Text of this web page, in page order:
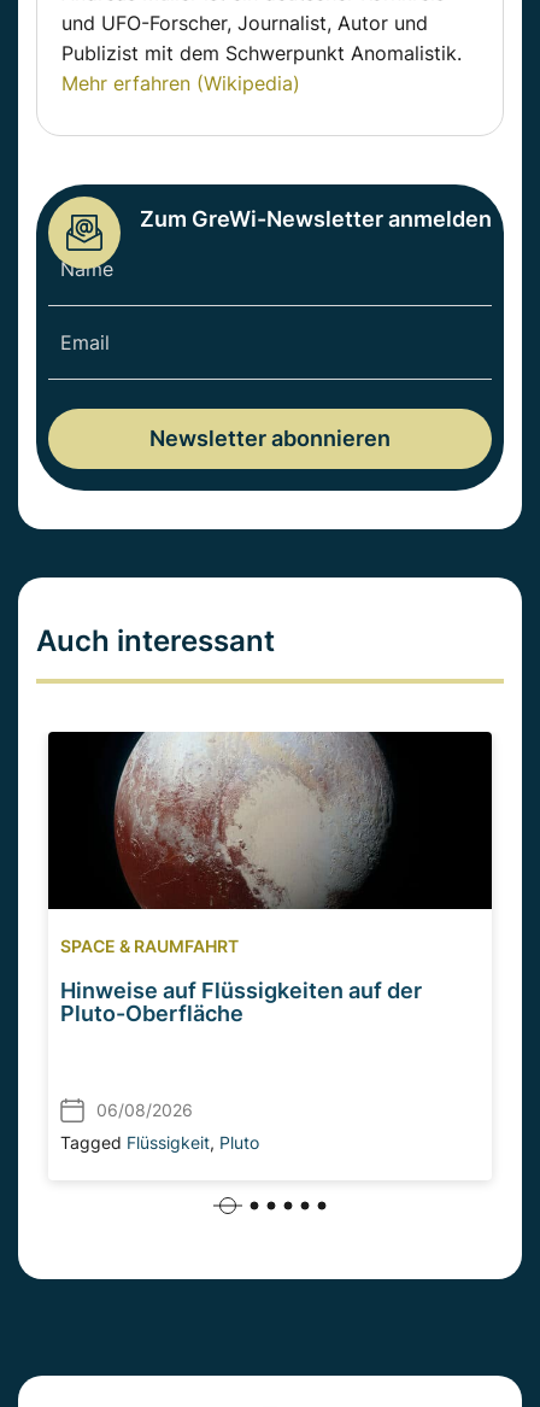
und UFO-Forscher, Journalist, Autor und
Publizist mit dem Schwerpunkt Anomalistik.
Mehr erfahren (Wikipedia)
Zum GreWi-Newsletter anmelden
Auch interessant
SPACE & RAUMFAHRT
Hinweise auf Flüssigkeiten auf der
Pluto-Oberfläche
06/08/2026
Tagged Flüssigkeit, Pluto